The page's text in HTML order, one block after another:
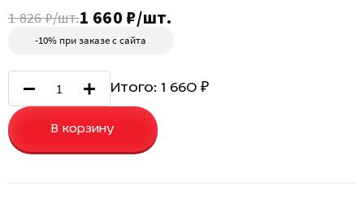
1 826 ₽/шт.1 660 ₽/шт.
-10% при заказе с сайта
Итого: 1 660 ₽
В корзину